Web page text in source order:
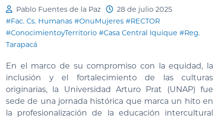
Pablo Fuentes de la Paz
28 de julio 2025
#Fac. Cs. Humanas #OnuMujeres #RECTOR
#ConocimientoyTerritorio #Casa Central Iquique #Reg.
Tarapacá
En el marco de su compromiso con la equidad, la
inclusión y el fortalecimiento de las culturas
originarias, la Universidad Arturo Prat (UNAP) fue
sede de una jornada histórica que marca un hito en
la profesionalización de la educación intercultural